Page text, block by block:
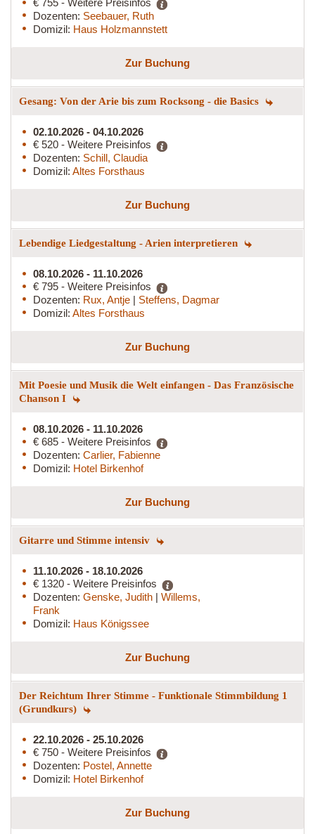
Dozenten: Seebauer, Ruth
Domizil: Haus Holzmannstett
Zur Buchung
Gesang: Von der Arie bis zum Rocksong - die Basics
02.10.2026 - 04.10.2026
€ 520 - Weitere Preisinfos
Dozenten: Schill, Claudia
Domizil: Altes Forsthaus
Zur Buchung
Lebendige Liedgestaltung - Arien interpretieren
08.10.2026 - 11.10.2026
€ 795 - Weitere Preisinfos
Dozenten: Rux, Antje | Steffens, Dagmar
Domizil: Altes Forsthaus
Zur Buchung
Mit Poesie und Musik die Welt einfangen - Das Französische
Chanson I
08.10.2026 - 11.10.2026
€ 685 - Weitere Preisinfos
Dozenten: Carlier, Fabienne
Domizil: Hotel Birkenhof
Zur Buchung
Gitarre und Stimme intensiv
11.10.2026 - 18.10.2026
€ 1320 - Weitere Preisinfos
Dozenten: Genske, Judith | Willems,
Frank
Domizil: Haus Königssee
Zur Buchung
Der Reichtum Ihrer Stimme - Funktionale Stimmbildung 1
(Grundkurs)
22.10.2026 - 25.10.2026
€ 750 - Weitere Preisinfos
Dozenten: Postel, Annette
Domizil: Hotel Birkenhof
Zur Buchung